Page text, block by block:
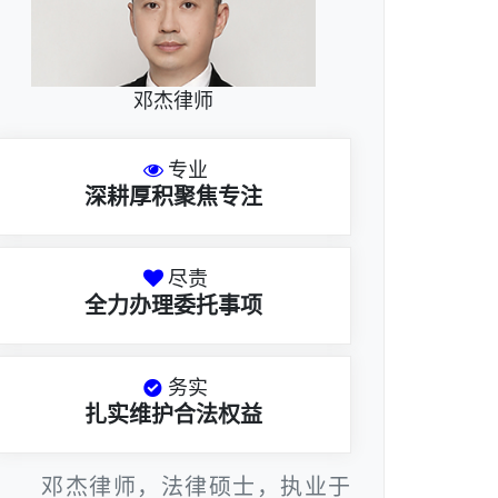
邓杰律师
专业
深耕厚积聚焦专注
尽责
全力办理委托事项
务实
扎实维护合法权益
邓杰律师，法律硕士，执业于